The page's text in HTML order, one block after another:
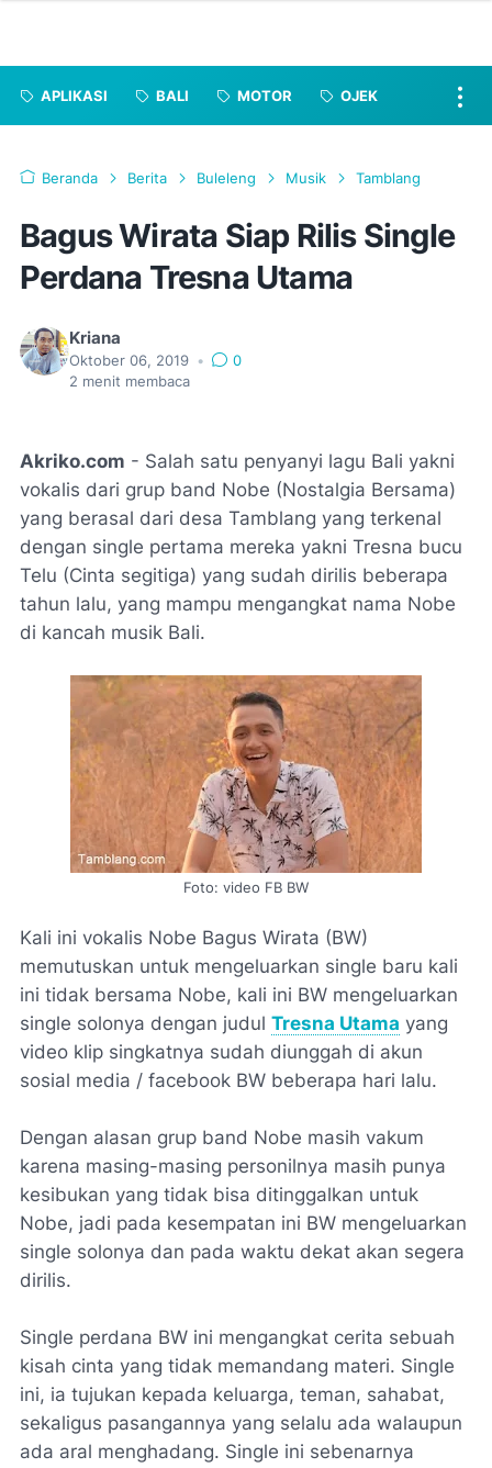
APLIKASI BALI MOTOR OJEK
Beranda Berita Buleleng Musik Tamblang
Bagus Wirata Siap Rilis Single
Perdana Tresna Utama
Kriana
Oktober 06, 2019 •
0
2 menit membaca
Akriko.com - Salah satu penyanyi lagu Bali yakni
vokalis dari grup band Nobe (Nostalgia Bersama)
yang berasal dari desa Tamblang yang terkenal
dengan single pertama mereka yakni Tresna bucu
Telu (Cinta segitiga) yang sudah dirilis beberapa
tahun lalu, yang mampu mengangkat nama Nobe
di kancah musik Bali.
Foto: video FB BW
Kali ini vokalis Nobe Bagus Wirata (BW)
memutuskan untuk mengeluarkan single baru kali
ini tidak bersama Nobe, kali ini BW mengeluarkan
single solonya dengan judul Tresna Utama yang
video klip singkatnya sudah diunggah di akun
sosial media / facebook BW beberapa hari lalu.
Dengan alasan grup band Nobe masih vakum
karena masing-masing personilnya masih punya
kesibukan yang tidak bisa ditinggalkan untuk
Nobe, jadi pada kesempatan ini BW mengeluarkan
single solonya dan pada waktu dekat akan segera
dirilis.
Single perdana BW ini mengangkat cerita sebuah
kisah cinta yang tidak memandang materi. Single
ini, ia tujukan kepada keluarga, teman, sahabat,
sekaligus pasangannya yang selalu ada walaupun
ada aral menghadang. Single ini sebenarnya